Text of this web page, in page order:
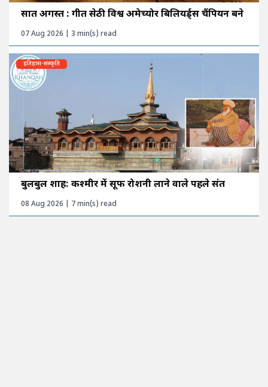
सात अगस्त : गीत सेठी विश्व अमेच्योर बिलियर्ड्स चैंपियन बने
07 Aug 2026 | 3 min(s) read
इतिहास-संस्कृति
बुलबुल शाह: कश्मीर में सूफी रोशनी लाने वाले पहले संत
08 Aug 2026 | 7 min(s) read